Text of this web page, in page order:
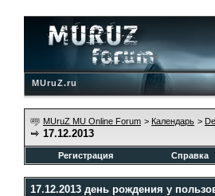
MUruZ.ru
MUruZ MU Online Forum > Календарь >
17.12.2013
Регистрация Справка
17.12.2013 день рождения у